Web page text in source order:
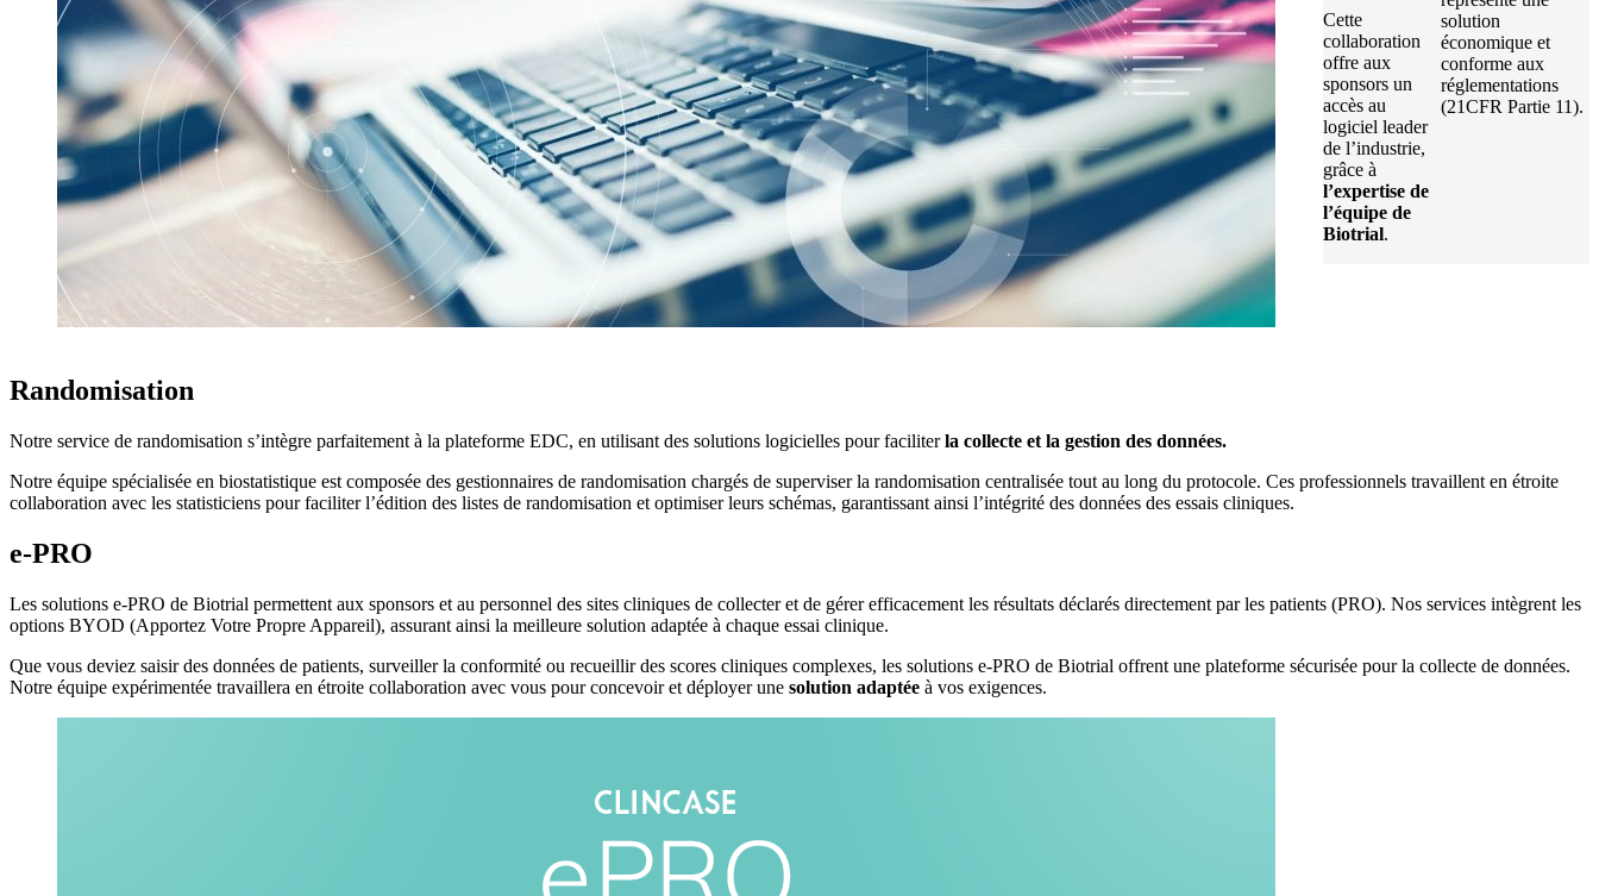
Cette
collaboration
offre aux
sponsors un
accès au
logiciel leader
de l’industrie,
grâce à
l’expertise de
l’équipe de
Biotrial.
solution
économique et
conforme aux
réglementations
(21CFR Partie 11).
Randomisation
Notre service de randomisation s’intègre parfaitement à la plateforme EDC, en utilisant des solutions logicielles pour faciliterla collecte et la gestion des données.
Notre équipe spécialisée en biostatistique est composée des gestionnaires de randomisation chargés de superviser la randomisation centralisée tout au long du protocole. Ces professionnels travaillent en étroite
collaboration avec les statisticiens pour faciliter l’édition des listes de randomisation et optimiser leurs schémas, garantissant ainsi l’intégrité des données des essais cliniques.
e-PRO
Les solutions e-PRO de Biotrial permettent aux sponsors et au personnel des sites cliniques de collecter et de gérer efficacement les résultats déclarés directement par les patients (PRO). Nos services intègrent les
options BYOD (Apportez Votre Propre Appareil), assurant ainsi la meilleure solution adaptée à chaque essai clinique.
Que vous deviez saisir des données de patients, surveiller la conformité ou recueillir des scores cliniques complexes, les solutions e-PRO de Biotrial offrent une plateforme sécurisée pour la collecte de données.
Notre équipe expérimentée travaillera en étroite collaboration avec vous pour concevoir et déployer une solution adaptée à vos exigences.